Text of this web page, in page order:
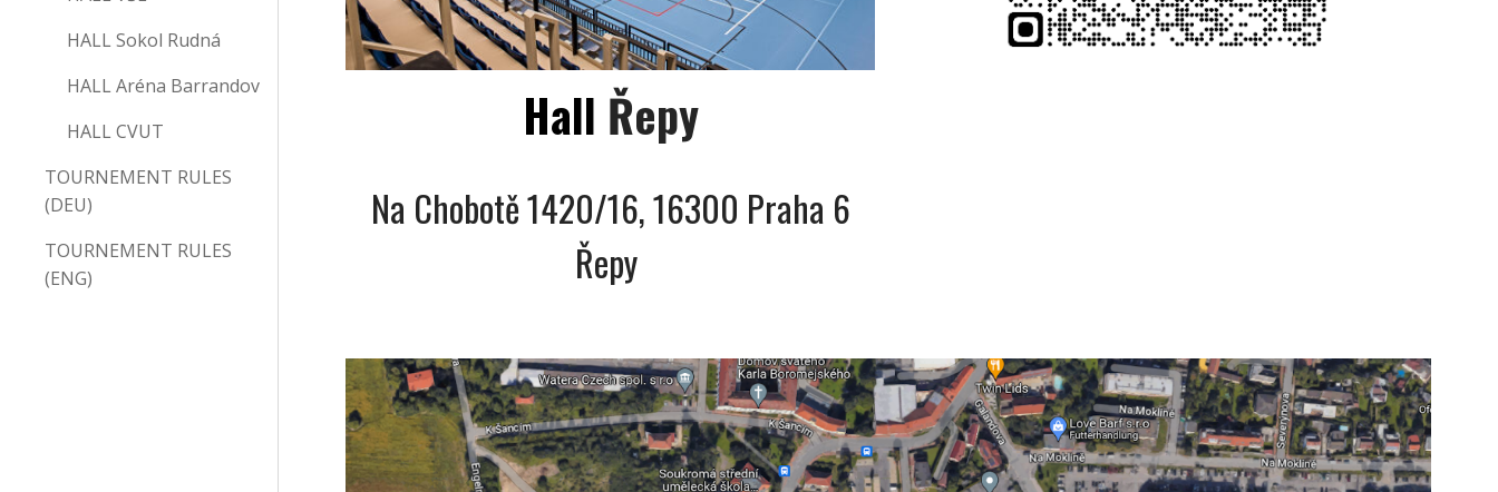
HALL Sokol Rudná
HALL Aréna Barrandov
HALL CVUT
TOURNEMENT RULES
(DEU)
TOURNEMENT RULES
(ENG)
Hall Řepy
Na Chobotě 1420/16, 16300 Praha 6
Řepy